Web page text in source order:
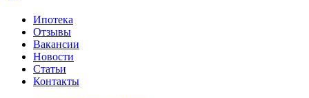
Ипотека
Отзывы
Вакансии
Новости
Статьи
Контакты